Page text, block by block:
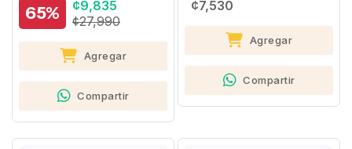
65%
¢9,835
¢27,990
Agregar
Compartir
¢7,530
Agregar
Compartir